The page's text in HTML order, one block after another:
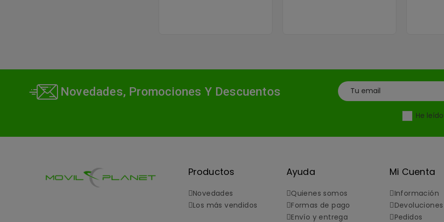
Novedades, Promociones Y Descuentos
He
Productos
Novedades
Los más vendidos
Ayuda
Quienes somos
Formas de pago
Envío y entrega
Mi Cuenta
Información
Devoluciones
Pedidos